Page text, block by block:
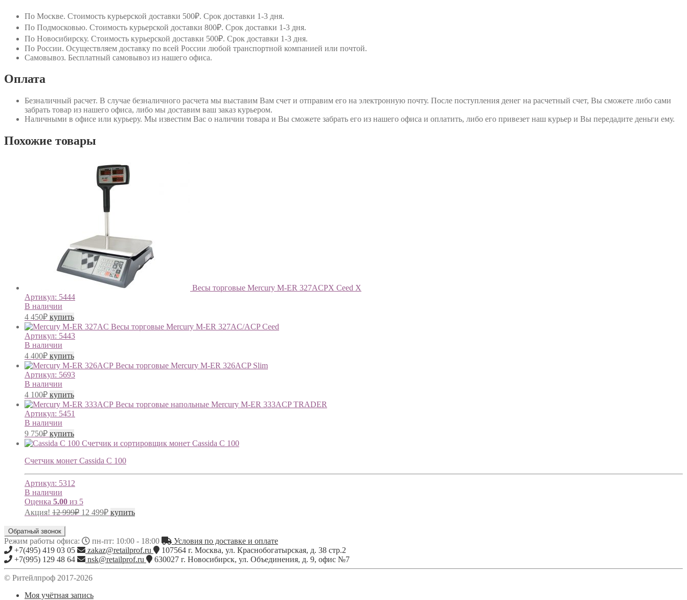
По Москве. Стоимость курьерской доставки 500₽. Срок доставки 1-3 дня.
По Подмосковью. Стоимость курьерской доставки 800₽. Срок доставки 1-3 дня.
По Новосибирску. Стоимость курьерской доставки 500₽. Срок доставки 1-3 дня.
По России. Осуществляем доставку по всей России любой транспортной компанией или почтой.
Самовывоз. Бесплатный самовывоз из нашего офиса.
Оплата
Безналичный расчет. В случае безналичного расчета мы выставим Вам счет и отправим его на электронную почту. После поступления денег на расчетный счет, Вы сможете либо сами
забрать товар из нашего офиса, либо мы доставим ваш заказ курьером.
Наличными в офисе или курьеру. Мы известим Вас о наличии товара и Вы сможете забрать его из нашего офиса и оплатить, либо его привезет наш курьер и Вы передадите деньги ему.
Похожие товары
Весы торговые Mercury M-ER 327ACPХ Ceed Х
Артикул: 5444
В наличии
4 450₽ купить
Весы торговые Mercury M-ER 327AC/ACP Ceed
Артикул: 5443
В наличии
4 400₽ купить
Весы торговые Mercury M-ER 326ACP Slim
Артикул: 5693
В наличии
4 100₽ купить
Весы торговые напольные Mercury M-ER 333ACP TRADER
Артикул: 5451
В наличии
9 750₽ купить
Счетчик и сортировщик монет Cassida C 100
Счетчик монет Cassida C 100
Артикул: 5312
В наличии
Оценка 5.00 из 5
Акция! 12 999₽ 12 499₽ купить
Обратный звонок
Режим работы офиса: пн-пт: 10:00 - 18:00
Условия по доставке и оплате
+7(495) 419 03 05
zakaz@retailprof.ru 107564 г. Москва, ул. Краснобогатырская, д. 38 стр.2
+7(995) 129 48 64
nsk@retailprof.ru 630027 г. Новосибирск, ул. Объединения, д. 9, офис №7
© Ритейлпроф 2017-2026
Моя учётная запись